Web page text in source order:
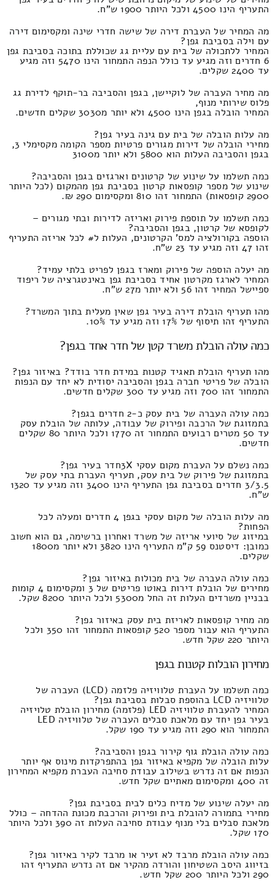
התעריף הינו 4500 ולכל היותר 1900 ש"ח.
מה המחיר של העברת דירה של שישה חדרי שינה ומקסימום דירה
עם וילה בסביבת גפן?
המחיר ללתכולה של בית עם עליית גג שכוללת בתוכה בסביבת גפן
6 חדרים וזה מגיע עד כולל הנפה התמחור הינו 5470 וזה מגיע
עד 2400 שקלים.
מה מחיר העברה של לוקיישן, בגפן והסביבה בר-תוקף לדירת גג
פלוס שירותי מנוף,
המחיר הובלה בגפן הינו 4500 ולא יותר מ3030 שקלים חדשים.
מה עלות הובלה של בית עם גינה בעיר גפן?
מחירי הובלה של דירות מגורים פרטיות מספר הקומה מקסימלי 3,
בגפן והסביבה העלות הוא 5800 ולא יותר מ3100
כמה תשלמו על שינוע של קרטונים וארגזים בגפן והסביבה?
שינוע של מספר קופסאות קרטון בסביבת גפן מהמקום (לכל היותר
2900 קופסאות) התמחור זהו 810 ומקסימום 290 ₪.
כמה תשלמו על תוספת פירוק ואריזה לדירות ובתי מגורים –
לקופסא של קרטון, בגפן והסביבה?
הוספה בקורולציה למס' הקרטונים, העלות ל# לכל אריזה התעריף
זהו 47 וזה מגיע עד 23 ש"ח.
מה יעלה הוספה של פירוק ומארז בגפן לפריט בלתי עמיד?
המחיר לארגז מקרטון אחיד בסביבת גפן באינטגרציה של ריפוד
ספיישל המחיר זהו 56 ולא יותר מ27 ש"ח.
מהו תעריף הובלת דירה בעיר גפן שאין מעלית בתוך המשרד?
התעריף זהו תיסוף של 17% וזה מגיע עד 10%.
כמה עולה הובלת משרד קטן של חדר אחד בגפן?
מהו תעריף הובלת תאגיד קטנות במידת חדר בודד? באיזור גפן?
הובלה של פריטי חברה בגפן והסביבה יסודית לא יחד עם הנפות
התמחור זהו 700 וזה מגיע עד 300 שקלים חדשים.
כמה עולה העברה של בית עסק כ-2 חדרים בגפן?
בתמזוגת של הרכבה ופירוק של עבודה, עלותה של הובלת עסק
עד 50 מטרים רבועים התמחור זה 1770 ולכל היותר 80 שקלים
חדשים.
כמה נשלם על העברת מקום עסקי 3Xחדר בעיר גפן?
בתמזוגת של פירוק של בית עסק, תעריף העברת בתי עסק של
3/3.5 חדרים בסביבת גפן התעריף הינו 3400 וזה מגיע עד 1320
ש"ח.
מה עלות הובלה של מקום עסקי בגפן 4 חדרים ומעלה לכל
הפחות?
במיזוג של סיועי אריזה של משרד ואחרון ברשימה, גם הוא חשוב
כמובן: דיסטנס 59 ק"מ התעריף הינו 3820 ולא יותר מ1800
שקלים.
כמה עולה העברה של בית מכולות באיזור גפן?
מחירים של הובלת דירות באוטו פריטים של 3 ומקסימום 4 קומות
בבניין משרדים העלות זה החל מ5300 ולכל היותר 8200 שקל.
מה מחיר קופסאות לאריזת בית עסק באיזור גפן?
התעריף הוא עבור מספר 520 קופסאות התמחור זהו 350 ולכל
היותר 220 שקל חדש.
מחירון הובלות קטנות בגפן
כמה תשלמו על העברת טלוויזיה פלזמה (LCD) העברה של
טלוויזיה LCD בהוספת סבלות בסביבת גפן?
המחיר להעברת טלוויזיה LED (פלזמה) מחירון הובלת טלויזיה
בעיר גפן יחד עם מלאכת סבלים העברה של טלוויזיה LED
התמחור הוא 290 וזה מגיע עד 190 שקל.
כמה עולה הובלת גוף קירור בגפן והסביבה?
עלות הובלה של מקפיא באיזור גפן בהתפרקדות מינוס אף יותר
הנפות אם זה נדרש בשילוב עבודת סחיבה העברת מקפיא המחירון
זה 400 ומקסימום מאתיים שקל חדש.
מה יעלה שינוע של מדיח כלים לבית בסביבת גפן?
מחירי בתמורה להובלת בית ופירוק והרכבת מכונת ההדחה – כולל
מלאכת סבלים בלי מנוף עבודת סחיבה העלות זה 390 ולכל היותר
170 שקל.
כמה עולה הובלת מרבד לא זעיר או מרבד לקיר באיזור גפן?
בזיווג היסב השטיחון והורדה מהקיר אם זה נדרש התעריף זהו
290 ולכל היותר 200 שקל חדש.